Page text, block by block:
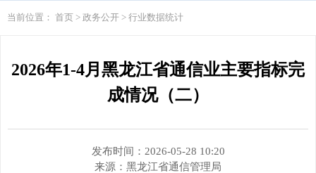
当前位置： 首页 > 政务公开 > 行业数据统计
2026年1-4月黑龙江省通信业主要指标完
成情况（二）
发布时间：2026-05-28 10:20
来源： 黑龙江省通信管理局